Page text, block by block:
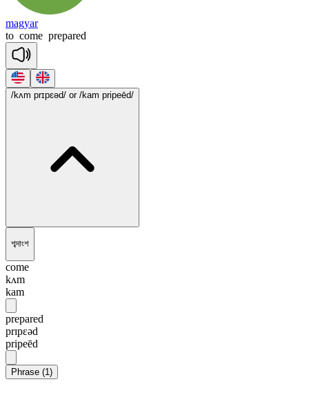
magyar
to come prepared
/kʌm prɪpɛəd/ or /kam pripeēd/
শব্দাংশ
come
kʌm
kam
prepared
prɪpɛəd
pripeēd
Phrase (1)